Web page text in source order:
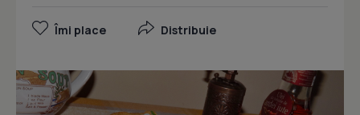
Îmi place Distribuie